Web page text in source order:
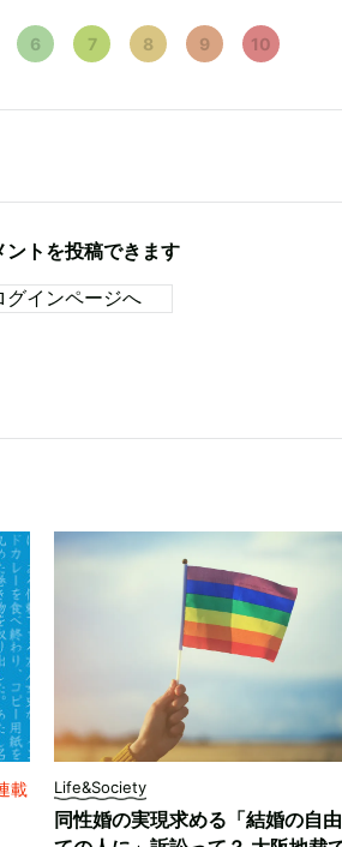
6 7 8 9 10
トを投稿できます
インページへ
載
Life&Society
同性婚の実現求める「結婚の自